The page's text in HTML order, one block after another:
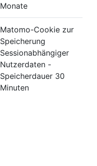
Monate
Matomo-Cookie zur
Speicherung
Sessionabhängiger
Nutzerdaten -
Speicherdauer 30
Minuten